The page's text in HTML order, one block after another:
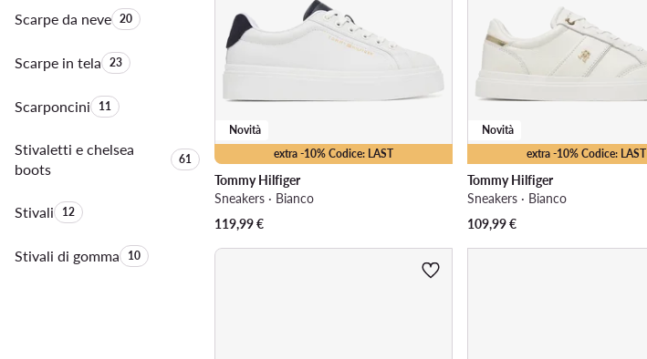
Scarpe da neveQuantità di prodotti:
20
Scarpe in telaQuantità di prodotti:
23
ScarponciniQuantità di prodotti:
11
Stivaletti e chelsea
boots
Quantità di prodotti:
61
StivaliQuantità di prodotti:
12
Stivali di gommaQuantità di prodotti:
10
extra -10% Codice: LAST
Novità
Tommy Hilfiger
Sneakers · Bianco
119,99€
extra -10% Codice: LAST
Novità
Tommy Hilfiger
Sneakers · Bianco
109,99€